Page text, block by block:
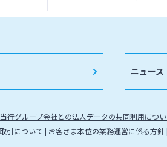
ニュー
当行グループ会社との法人データの共同利用につ
引について お客さま本位の業務運営に係る方針